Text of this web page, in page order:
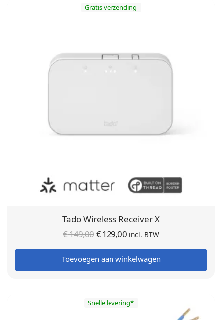
Gratis verzending
Tado Wireless Receiver X
€149,00Oorspronkelijke
prijs was:
€ 149,00.
€129,00 Huidige
prijs is:
€ 129,00.
incl. BTW
Toevoegen aan winkelwagen
Snelle levering*